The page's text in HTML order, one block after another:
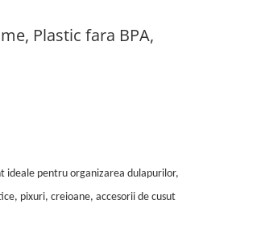
Plastic fara BPA,
ideale pentru organizarea dulapurilor,
pixuri, creioane, accesorii de cusut